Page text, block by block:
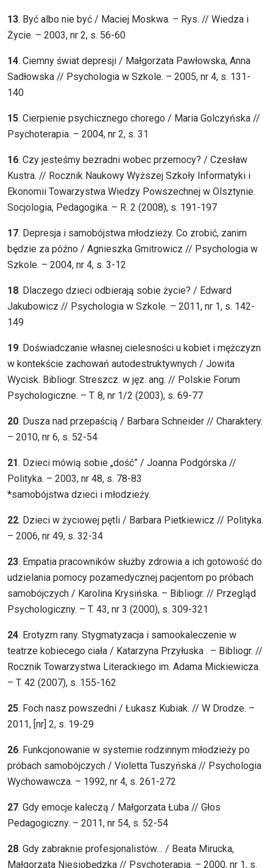
13. Być albo nie być / Maciej Moskwa. – Rys. // Wiedza i
Życie. – 2003, nr 2, s. 56-60
14. Ciemny świat depresji / Małgorzata Pawłowska, Anna
Sadłowska // Psychologia w Szkole. – 2005, nr 4, s. 131-
140
15. Cierpienie psychicznego chorego / Maria Golczyńska //
Psychoterapia. – 2004, nr 2, s. 31
16. Czy jesteśmy bezradni wobec przemocy? / Czesław
Kustra. // Rocznik Naukowy Wyższej Szkoły Informatyki i
Ekonomii Towarzystwa Wiedzy Powszechnej w Olsztynie.
Socjologia, Pedagogika. – R. 2 (2008), s. 191-197
17. Depresja i samobójstwa młodzieży. Co zrobić, zanim
będzie za późno / Agnieszka Gmitrowicz // Psychologia w
Szkole. – 2004, nr 4, s. 3-12
18. Dlaczego dzieci odbierają sobie życie? / Edward
Jakubowicz // Psychologia w Szkole. – 2011, nr 1, s. 142-
149
19. Doświadczanie własnej cielesności u kobiet i mężczyzn
w kontekście zachowań autodestruktywnych / Jowita
Wycisk. Bibliogr. Streszcz. w jęz. ang. // Polskie Forum
Psychologiczne. – T. 8, nr 1/2 (2003), s. 69-77
20. Dusza nad przepaścią / Barbara Schneider // Charaktery.
– 2010, nr 6, s. 52-54
21. Dzieci mówią sobie „dość” / Joanna Podgórska //
Polityka. – 2003, nr 48, s. 78-83
*samobójstwa dzieci i młodzieży.
22. Dzieci w życiowej pętli / Barbara Pietkiewicz // Polityka.
– 2006, nr 49, s. 32-34
23. Empatia pracowników służby zdrowia a ich gotowość do
udzielania pomocy pozamedycznej pacjentom po próbach
samobójczych / Karolina Krysińska. – Bibliogr. // Przegląd
Psychologiczny. – T. 43, nr 3 (2000), s. 309-321
24. Erotyzm rany. Stygmatyzacja i samookaleczenie w
teatrze kobiecego ciała / Katarzyna Przyłuska . – Bibliogr. //
Rocznik Towarzystwa Literackiego im. Adama Mickiewicza.
– T. 42 (2007), s. 155-162
25. Foch nasz powszedni / Łukasz Kubiak. // W Drodze. –
2011, [nr] 2, s. 19-29
26. Funkcjonowanie w systemie rodzinnym młodzieży po
próbach samobójczych / Violetta Tuszyńska // Psychologia
Wychowawcza. – 1992, nr 4, s. 261-272
27. Gdy emocje kaleczą / Małgorzata Łuba // Głos
Pedagogiczny. – 2011, nr 54, s. 52-54
28. Gdy zabraknie profesjonalistów… / Beata Mirucka,
Małgorzata Niesiobędzka // Psychoterapia. – 2000, nr 1, s.